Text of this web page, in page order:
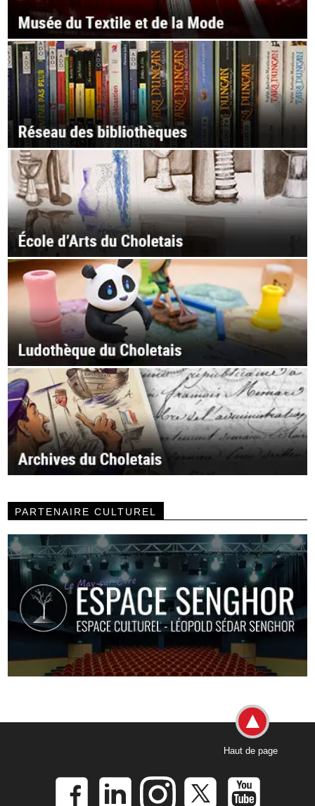
PARTENAIRE CULTUREL
Haut de page